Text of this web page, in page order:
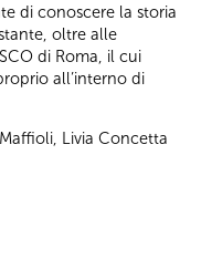
di conoscere la storia
oltre alle
di Roma, il cui
all’interno di
Livia Concetta